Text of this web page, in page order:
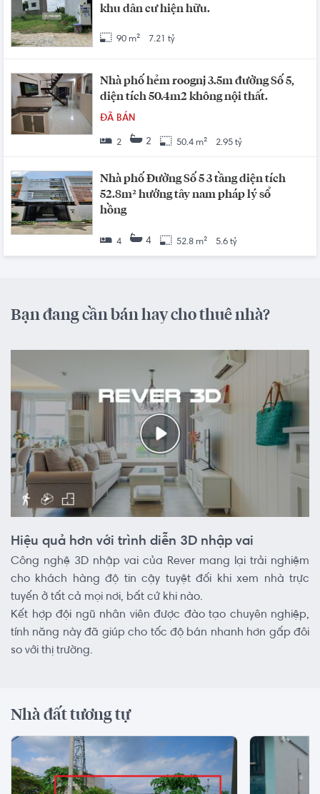
khu dân cư hiện hữu.
90 m² 7.21 tỷ
Nhà phố hẻm roognj 3.5m đường Số 5,
diện tích 50.4m2 không nội thất.
ĐÃ BÁN
2 2 50.4 m² 2.95 tỷ
Nhà phố Đường Số 5 3 tầng diện tích
52.8m² hướng tây nam pháp lý sổ
hồng
4 4 52.8 m² 5.6 tỷ
Bạn đang cần bán hay cho thuê nhà?
Hiệu quả hơn với trình diễn 3D nhập vai
Công nghệ 3D nhập vai của Rever mang lại trải nghiệm
cho khách hàng độ tin cậy tuyệt đối khi xem nhà trực
tuyến ở tất cả mọi nơi, bất cứ khi nào.
Kết hợp đội ngũ nhân viên được đào tạo chuyên nghiệp,
tính năng này đã giúp cho tốc độ bán nhanh hơn gấp đôi
so với thị trường.
Nhà đất tương tự